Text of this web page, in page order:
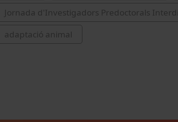
Jornada d'Investigadors Predoctorals
adaptació animal